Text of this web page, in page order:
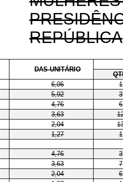
REPÚBLICA
DAS-UNITÁRIO
6,06
1
5,92
3
4,76
6
3,63
2,04
1,27 1
4,76
3
3,63
7
2,04
6